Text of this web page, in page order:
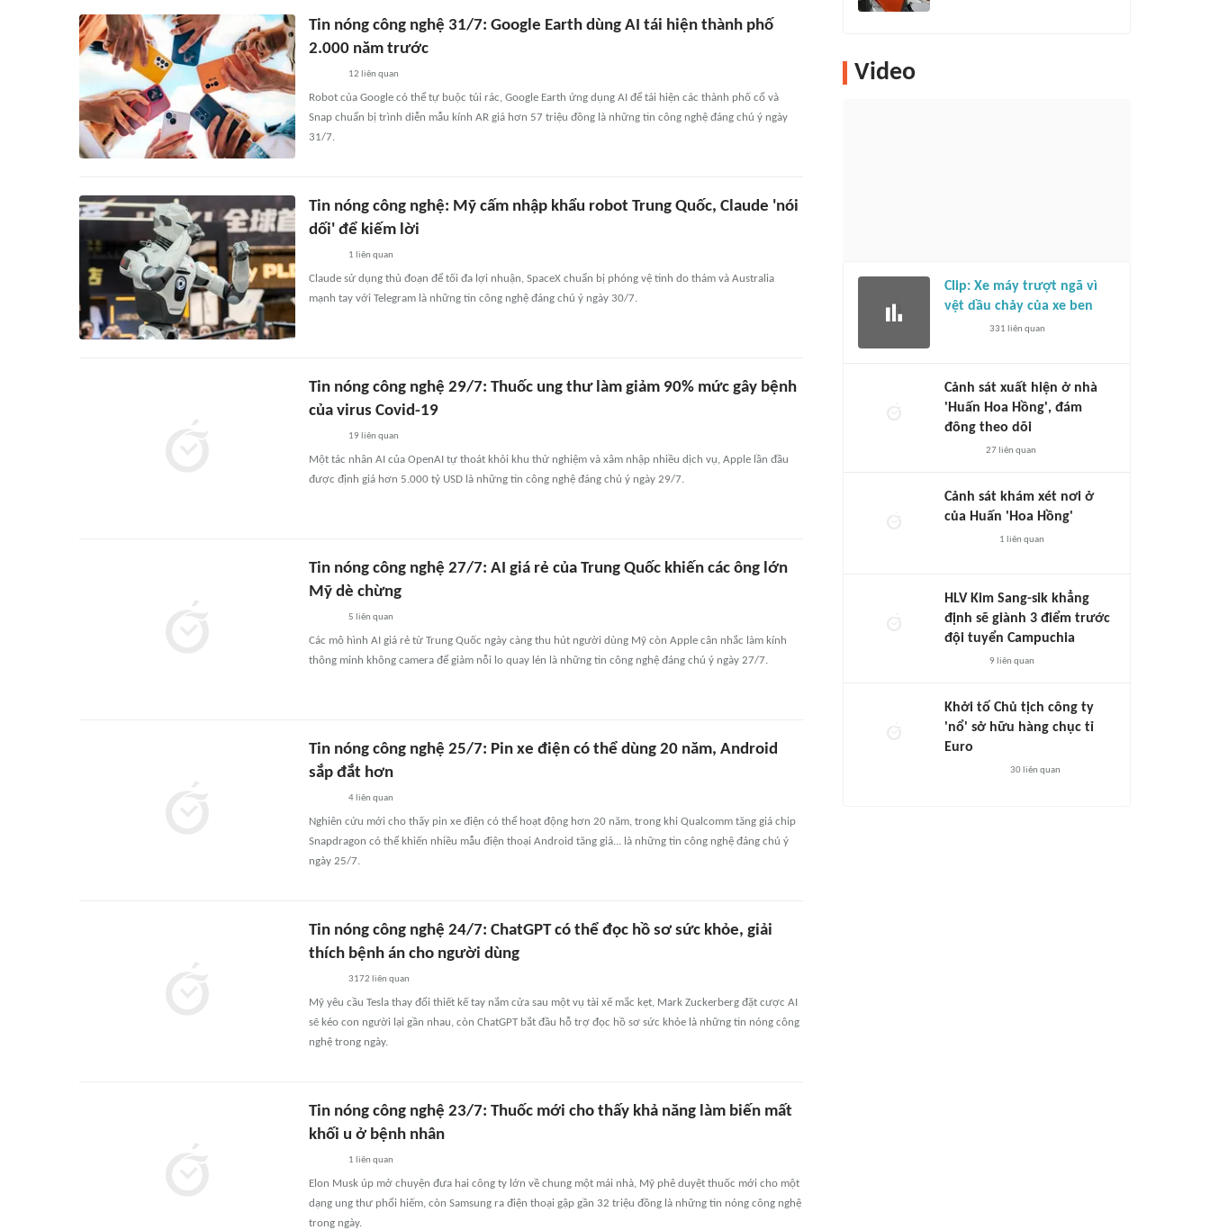
Tin nóng công nghệ 31/7: Google Earth dùng AI tái hiện thành phố
2.000 năm trước
12 liên quan
Robot của Google có thể tự buộc túi rác, Google Earth ứng dụng AI để tái hiện các thành phố cổ và
Snap chuẩn bị trình diễn mẫu kính AR giá hơn 57 triệu đồng là những tin công nghệ đáng chú ý ngày
31/7.
Tin nóng công nghệ: Mỹ cấm nhập khẩu robot Trung Quốc, Claude 'nói
dối' để kiếm lời
1 liên quan
Claude sử dụng thủ đoạn để tối đa lợi nhuận, SpaceX chuẩn bị phóng vệ tinh do thám và Australia
mạnh tay với Telegram là những tin công nghệ đáng chú ý ngày 30/7.
Tin nóng công nghệ 29/7: Thuốc ung thư làm giảm 90% mức gây bệnh
của virus Covid-19
19 liên quan
Một tác nhân AI của OpenAI tự thoát khỏi khu thử nghiệm và xâm nhập nhiều dịch vụ, Apple lần đầu
được định giá hơn 5.000 tỷ USD là những tin công nghệ đáng chú ý ngày 29/7.
Tin nóng công nghệ 27/7: AI giá rẻ của Trung Quốc khiến các ông lớn
Mỹ dè chừng
5 liên quan
Các mô hình AI giá rẻ từ Trung Quốc ngày càng thu hút người dùng Mỹ còn Apple cân nhắc làm kính
thông minh không camera để giảm nỗi lo quay lén là những tin công nghệ đáng chú ý ngày 27/7.
Tin nóng công nghệ 25/7: Pin xe điện có thể dùng 20 năm, Android
sắp đắt hơn
4 liên quan
Nghiên cứu mới cho thấy pin xe điện có thể hoạt động hơn 20 năm, trong khi Qualcomm tăng giá chip
Snapdragon có thể khiến nhiều mẫu điện thoại Android tăng giá... là những tin công nghệ đáng chú ý
ngày 25/7.
Tin nóng công nghệ 24/7: ChatGPT có thể đọc hồ sơ sức khỏe, giải
thích bệnh án cho người dùng
3172 liên quan
Mỹ yêu cầu Tesla thay đổi thiết kế tay nắm cửa sau một vụ tài xế mắc kẹt, Mark Zuckerberg đặt cược AI
sẽ kéo con người lại gần nhau, còn ChatGPT bắt đầu hỗ trợ đọc hồ sơ sức khỏe là những tin nóng công
nghệ trong ngày.
Tin nóng công nghệ 23/7: Thuốc mới cho thấy khả năng làm biến mất
khối u ở bệnh nhân
1 liên quan
Elon Musk úp mở chuyện đưa hai công ty lớn về chung một mái nhà, Mỹ phê duyệt thuốc mới cho một
dạng ung thư phổi hiếm, còn Samsung ra điện thoại gập gần 32 triệu đồng là những tin nóng công nghệ
trong ngày.
Video
Clip: Xe máy trượt ngã vì
vệt dầu chảy của xe ben
331 liên quan
Cảnh sát xuất hiện ở nhà
'Huấn Hoa Hồng', đám
đông theo dõi
27liên quan
Cảnh sát khám xét nơi ở
của Huấn 'Hoa Hồng'
1 liên quan
HLV Kim Sang-sik khẳng
định sẽ giành 3 điểm trước
đội tuyển Campuchia
9 liên quan
Khởi tố Chủ tịch công ty
'nổ' sở hữu hàng chục tỉ
Euro
30liên quan